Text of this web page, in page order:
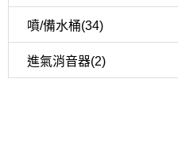
噴/備水桶(34)
進氣消音器(2)